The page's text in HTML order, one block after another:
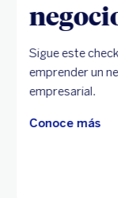
Sigue este
emprender un
empresarial.
Conoce más